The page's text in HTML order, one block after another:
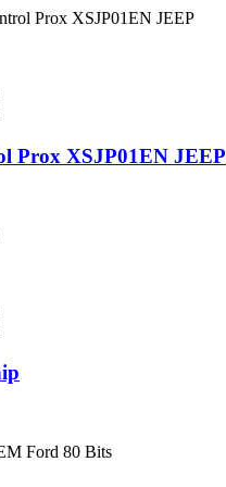
Prox XSJP01EN JEEP